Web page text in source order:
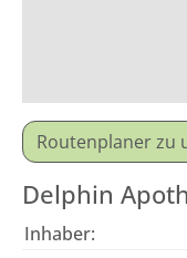
Routenplaner zu
Delphin
Inhaber: